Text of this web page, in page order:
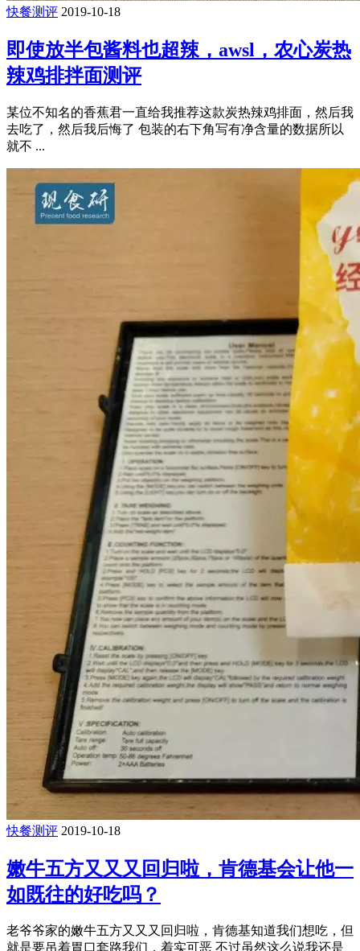
快餐测评 2019-10-18
即使放半包酱料也超辣，awsl，农心炭热
辣鸡排拌面测评
某位不知名的香蕉君一直给我推荐这款炭热辣鸡排面，然后我
去吃了，然后我后悔了 包装的右下角写有净含量的数据所以
就不 ...
快餐测评 2019-10-18
嫩牛五方又又又回归啦，肯德基会让他一
如既往的好吃吗？
老爷爷家的嫩牛五方又又又回归啦，肯德基知道我们想吃，但
就是要吊着胃口套路我们，着实可恶 不过虽然这么说我还是